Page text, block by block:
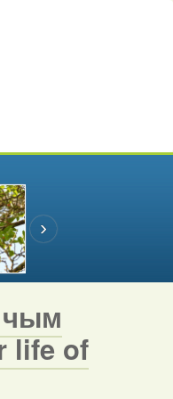
чым
life of